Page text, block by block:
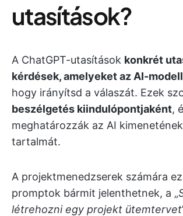
utasítások?
A ChatGPT-utasítások konkrét
kérdések, amelyeket az AI-
hogy irányítsd a válaszát. Ezek
beszélgetés kiindulópontjaként,
meghatározzák az AI
tartalmát.
A projektmenedzserek számára
promptok bármit jelenthetnek, a „
létrehozni egy projekt ütemtervet